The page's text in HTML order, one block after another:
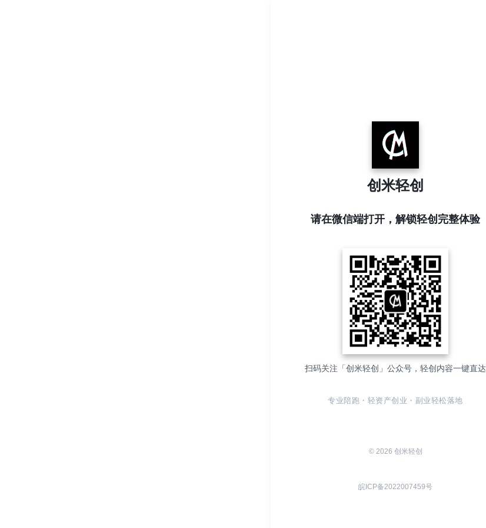
创米轻创
请在微信端打开，解锁轻创完整体验
扫码关注「创米轻创」公众号，轻创内容一键直达
专业陪跑・轻资产创业・副业轻松落地
© 2026 创米轻创
皖ICP备2022007459号